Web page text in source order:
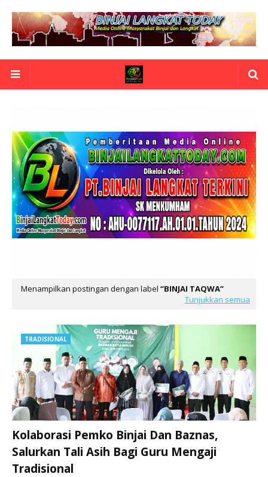
Menampilkan postingan dengan label
BINJAI TAQWA
Tunjukkan semua
TRADISIONAL
Kolaborasi Pemko Binjai Dan Baznas,
Salurkan Tali Asih Bagi Guru Mengaji
Tradisional